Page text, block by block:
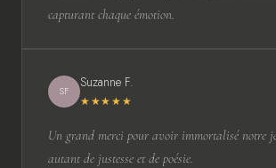
capturant chaque émotion.
SF
Suzanne F.
★★★★★
Un grand merci pour avoir immortalisé notre
autant de justesse et de poésie.